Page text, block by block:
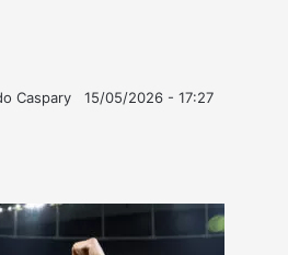
Caspary
15/05/2026 - 17:27